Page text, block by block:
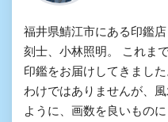
福井県鯖江市にある印鑑
刻士、小林照明。 これま
印鑑をお届けしてきまし
わけではありませんが、
ように、画数を良いもの